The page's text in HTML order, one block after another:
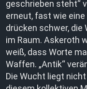
geschrieben steht“
erneut, fast wie
drücken schwer, die
im Raum. Askeroth
weiß, dass Worte
Waffen. „Antik“
Die Wucht liegt